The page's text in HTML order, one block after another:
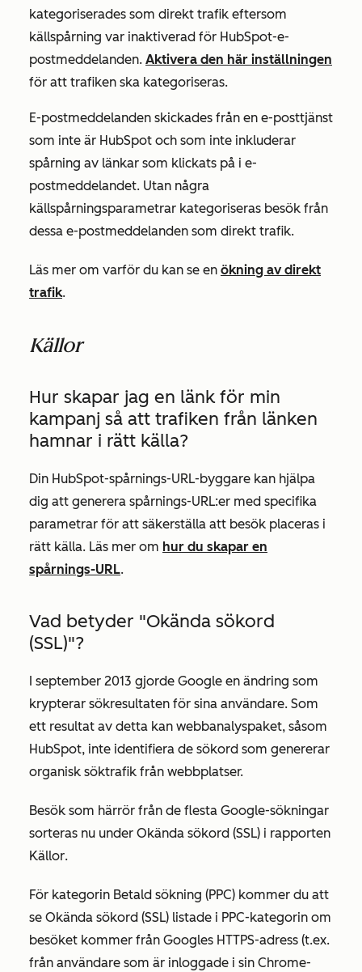
kategoriserades som direkt trafik eftersom
källspårning var inaktiverad för HubSpot-e-
postmeddelanden. Aktivera den här inställningen
för att trafiken ska kategoriseras.
E-postmeddelanden skickades från en e-posttjänst
som inte är HubSpot och som inte inkluderar
spårning av länkar som klickats på i e-
postmeddelandet. Utan några
källspårningsparametrar kategoriseras besök från
dessa e-postmeddelanden som direkt trafik.
Läs mer om varför du kan se en ökning av direkt
trafik.
Källor
Hur skapar jag en länk för min
kampanj så att trafiken från länken
hamnar i rätt källa?
Din HubSpot-spårnings-URL-byggare kan hjälpa
dig att generera spårnings-URL:er med specifika
parametrar för att säkerställa att besök placeras i
rätt källa. Läs mer om hur du skapar en
spårnings-URL.
Vad betyder "Okända sökord
(SSL)"?
I september 2013 gjorde Google en ändring som
krypterar sökresultaten för sina användare. Som
ett resultat av detta kan webbanalyspaket, såsom
HubSpot, inte identifiera de sökord som genererar
organisk söktrafik från webbplatser.
Besök som härrör från de flesta Google-sökningar
sorteras nu under Okända sökord (SSL) i rapporten
Källor.
För kategorin Betald sökning (PPC) kommer du att
se Okända sökord (SSL) listade i PPC-kategorin om
besöket kommer från Googles HTTPS-adress (t.ex.
från användare som är inloggade i sin Chrome-